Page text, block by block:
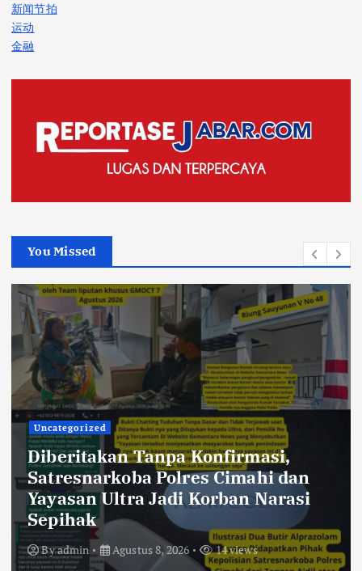
新闻节拍
运动
金融
You Missed
Uncategorized
Diberitakan Tanpa Konfirmasi,
Satresnarkoba Polres Cimahi dan
Yayasan Ultra Jadi Korban Narasi
Sepihak
Byadmin Agustus 8, 2026 14 views